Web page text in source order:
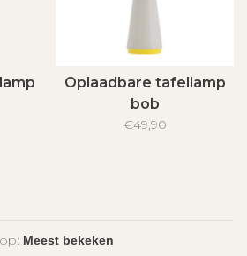
Oplaadbare tafellamp
bob
€49,90